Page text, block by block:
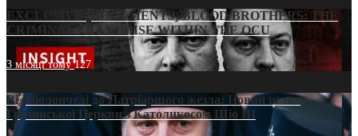
EXCLUSIVE (DOCUMENTS)/BLOOD BROTHERS: THE
CRIMINAL FRANCHISE WITHIN THE OCU
3 місяці тому127
Від віолончелі до Патріаршого жезла: Новий шлях
Грузинської Церкви з Католикосом Шіо III